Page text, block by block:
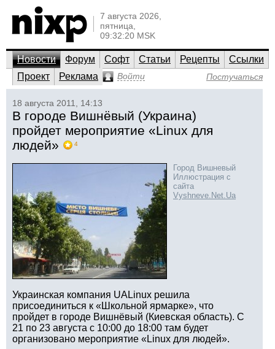
7 августа 2026,
пятница,
09:32:20 MSK
Новости Форум Софт Статьи Рецепты
Ссылки
Проект
Реклама Войти Постучаться
18 августа 2011, 14:13
В городе Вишнёвый (Украина)
пройдет мероприятие «Linux для
людей»
4
Город Вишневый
Иллюстрация с
сайта
Vyshneve.Net.Ua
Украинская компания UALinux решила
присоединиться к «Школьной ярмарке», что
пройдет в городе Вишнёвый (Киевская область). С
21 по 23 августа с 10:00 до 18:00 там будет
организовано мероприятие «Linux для людей».